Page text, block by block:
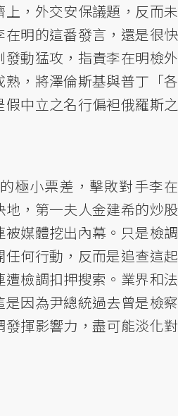
，外交安保議題，反而未
明的這番發言，還是很快
動猛攻，指責李在明檢外
，將澤倫斯基與普丁「各
中立之名行偏袒俄羅斯之
極小票差，擊敗對手李在
，第一夫人金建希的炒股
媒體挖出內幕。只是檢調
何行動，反而是追查這起
檢調扣押搜索。業界和法
因為尹總統過去曾是檢察
揮影響力，盡可能淡化對